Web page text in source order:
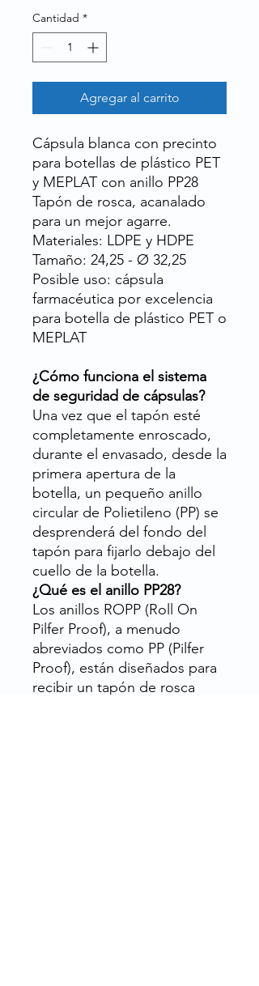
Cantidad *
Agregar al carrito
Cápsula blanca con precinto
para botellas de plástico PET
y MEPLAT con anillo PP28
Tapón de rosca, acanalado
para un mejor agarre.
Materiales: LDPE y HDPE
Tamaño: 24,25 - Ø 32,25
Posible uso: cápsula
farmacéutica por excelencia
para botella de plástico PET o
MEPLAT
¿Cómo funciona el sistema
de seguridad de cápsulas?
Una vez que el tapón esté
completamente enroscado,
durante el envasado, desde la
primera apertura de la
botella, un pequeño anillo
circular de Polietileno (PP) se
desprenderá del fondo del
tapón para fijarlo debajo del
cuello de la botella.
¿Qué es el anillo PP28?
Los anillos ROPP (Roll On
Pilfer Proof), a menudo
abreviados como PP (Pilfer
Proof), están diseñados para
recibir un tapón de rosca